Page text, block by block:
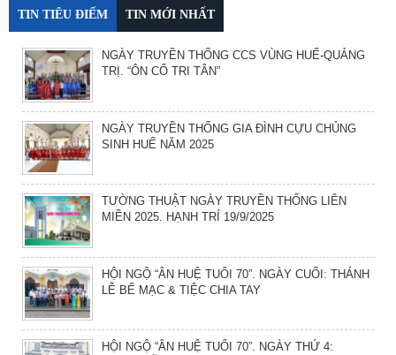
TIN TIÊU ĐIỂM TIN MỚI NHẤT
NGÀY TRUYỀN THỐNG CCS VÙNG HUẾ-QUẢNG
TRỊ. “ÔN CỐ TRI TÂN”
NGÀY TRUYỀN THỐNG GIA ĐÌNH CỰU CHỦNG
SINH HUẾ NĂM 2025
TƯỜNG THUẬT NGÀY TRUYỀN THỐNG LIÊN
MIỀN 2025. HẠNH TRÍ 19/9/2025
HỘI NGỘ “ÂN HUỆ TUỔI 70”. NGÀY CUỐI: THÁNH
LỄ BẾ MẠC & TIỆC CHIA TAY
HỘI NGỘ “ÂN HUỆ TUỔI 70”. NGÀY THỨ 4: